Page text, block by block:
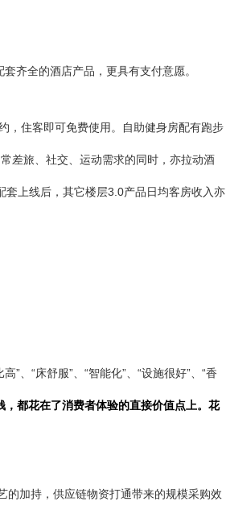
齐全的酒店产品，更具有支付意愿。
，住客即可免费使用。自助健身房配有跑步
差旅、社交、运动需求的同时，亦拉动酒
上线后，其它楼层3.0产品日均客房收入亦
、“床舒服”、“智能化”、“设施很好”、“香
，都花在了消费者体验的直接价值点上。花
的加持，供应链物资打通带来的规模采购效